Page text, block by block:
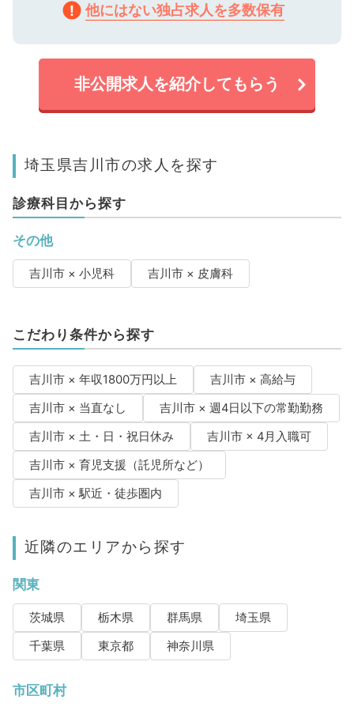
他にはない独占求人を多数保有
非公開求人を紹介してもらう
埼玉県吉川市の求人を探す
診療科目から探す
その他
吉川市 × 小児科 吉川市 × 皮膚科
こだわり条件から探す
吉川市 × 年収1800万円以上
吉川市 × 高給与
吉川市 × 当直なし
吉川市 × 週4日以下の常勤勤務
吉川市 × 土・日・祝日休み
吉川市 × 4月入職可
吉川市 × 育児支援（託児所など）
吉川市 × 駅近・徒歩圏内
近隣のエリアから探す
関東
茨城県 栃木県 群馬県
埼玉県
千葉県
東京都 神奈川県
市区町村